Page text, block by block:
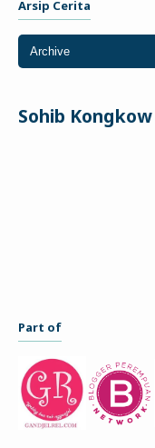
Arsip Cerita
Sohib Kongkow
Part of